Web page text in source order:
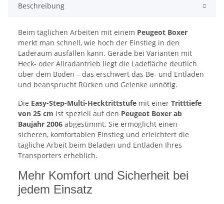
Beschreibung
Beim täglichen Arbeiten mit einem Peugeot Boxer
merkt man schnell, wie hoch der Einstieg in den
Laderaum ausfallen kann. Gerade bei Varianten mit
Heck- oder Allradantrieb liegt die Ladefläche deutlich
über dem Boden – das erschwert das Be- und Entladen
und beansprucht Rücken und Gelenke unnötig.
Die Easy-Step-Multi-Hecktrittstufe mit einer Tritttiefe
von 25 cm ist speziell auf den Peugeot Boxer ab
Baujahr 2006 abgestimmt. Sie ermöglicht einen
sicheren, komfortablen Einstieg und erleichtert die
tägliche Arbeit beim Beladen und Entladen Ihres
Transporters erheblich.
Mehr Komfort und Sicherheit bei
jedem Einsatz